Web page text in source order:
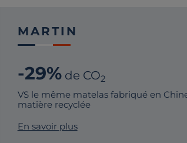
MARTIN
-29%de CO2
VS le même matelas fabriqué en
matière recyclée
En savoir plus